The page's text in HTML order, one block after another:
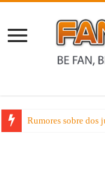
Rumores sobre dos